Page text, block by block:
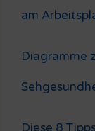
am
Diagramme
Diese 8